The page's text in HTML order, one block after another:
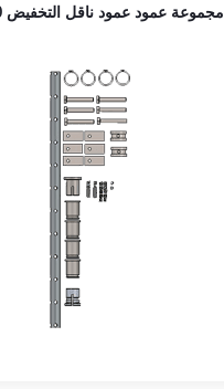
مجموعة عمود عمود ناقل التخفيض 60-40